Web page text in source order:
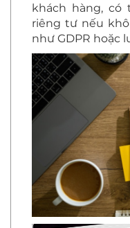
khách hàng, có
riêng tư nếu
như GDPR hoặc